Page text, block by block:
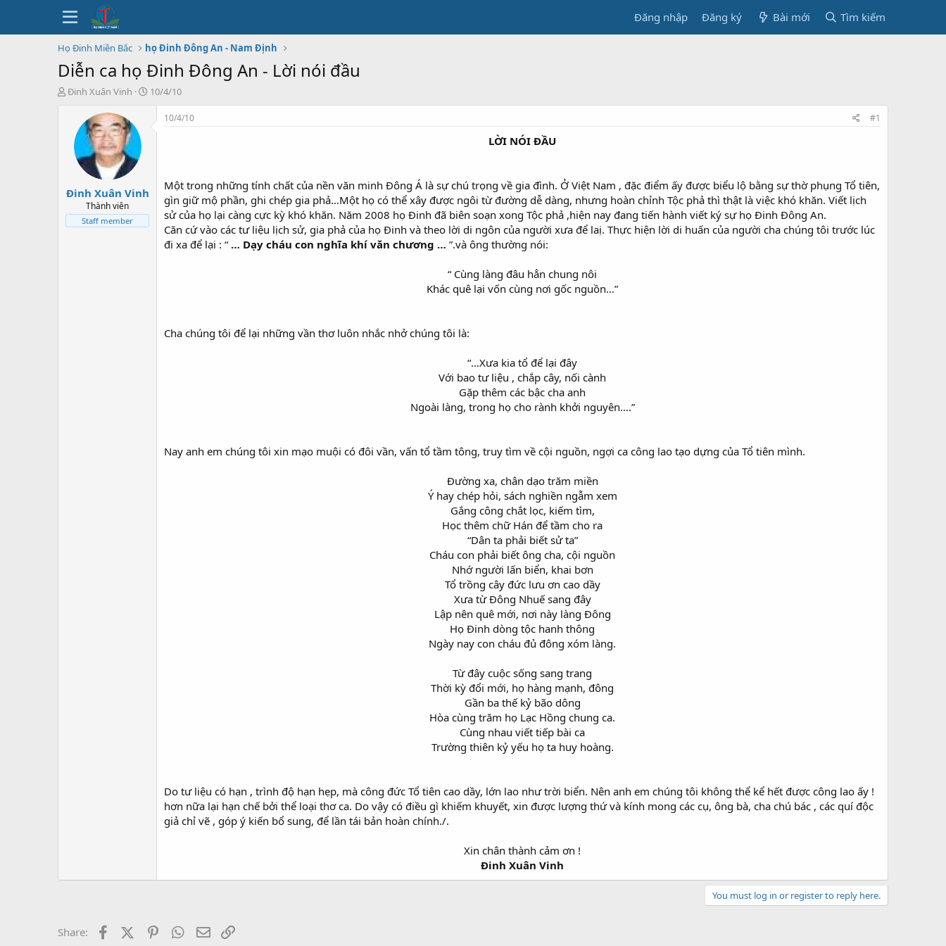
Đăng nhập Đăng ký Bài mới Tìm kiếm
Họ Đinh Miền Bắc họ Đinh Đông An - Nam Định
Diễn ca họ Đinh Đông An - Lời nói đầu
T
a
t
e
Đinh Xuân Vinh
N
10/4/10
Đinh Xuân Vinh
Thành viên
Staff member
10/4/10 #1
LỜI NÓI ĐẦU
Một trong những tính chất của nền văn minh Đông Á là sự chú trọng về gia đình. Ở Việt Nam , đặc điểm ấy được biểu lộ bằng sự thờ phụng Tổ tiên,
gìn giữ mộ phần, ghi chép gia phả…Một họ có thể xây được ngôi từ đường dễ dàng, nhưng hoàn chỉnh Tộc phả thì thật là việc khó khăn. Viết lịch
sử của họ lại càng cực kỳ khó khăn. Năm 2008 họ Đinh đã biên soạn xong Tộc phả ,hiện nay đang tiến hành viết ký sự họ Đinh Đông An.
Căn cứ vào các tư liệu lịch sử, gia phả của họ Đinh và theo lời di ngôn của người xưa để laị. Thực hiện lời di huấn của người cha chúng tôi trước lúc
đi xa để lại : “ … Dạy cháu con nghĩa khí văn chương … ”.và ông thường nói:
“ Cùng làng đâu hẳn chung nôi
Khác quê lại vốn cùng nơi gốc nguồn…”
Cha chúng tôi để lại những vần thơ luôn nhắc nhở chúng tôi là:
“…Xưa kia tổ để lại đây
Với bao tư liệu , chắp cây, nối cành
Gặp thêm các bậc cha anh
Ngoài làng, trong họ cho rành khởi nguyên….”
Nay anh em chúng tôi xin mạo muội có đôi vần, vấn tổ tầm tông, truy tìm về cội nguồn, ngợi ca công lao tạo dựng của Tổ tiên mình.
Đường xa, chân dạo trăm miền
Ý hay chép hỏi, sách nghiền ngẫm xem
Gắng công chắt lọc, kiếm tìm,
Học thêm chữ Hán để tầm cho ra
“Dân ta phải biết sử ta”
Cháu con phải biết ông cha, cội nguồn
Nhớ người lấn biển, khai bơn
Tổ trồng cây đức lưu ơn cao dầy
Xưa từ Đông Nhuế sang đây
Lập nên quê mới, nơi này làng Đông
Họ Đinh dòng tộc hanh thông
Ngày nay con cháu đủ đông xóm làng.
Từ đây cuộc sống sang trang
Thời kỳ đổi mới, họ hàng mạnh, đông
Gần ba thế kỷ bão dông
Hòa cùng trăm họ Lạc Hồng chung ca.
Cùng nhau viết tiếp bài ca
Trường thiên kỷ yếu họ ta huy hoàng.
Do tư liệu có hạn , trình độ hạn hẹp, mà công đức Tổ tiên cao dầy, lớn lao như trời biển. Nên anh em chúng tôi không thể kể hết được công lao ấy !
hơn nữa lại hạn chế bởi thể loại thơ ca. Do vậy có điều gì khiếm khuyết, xin được lượng thứ và kính mong các cụ, ông bà, cha chú bác , các quí độc
giả chỉ vẽ , góp ý kiến bổ sung, để lần tái bản hoàn chính./.
Xin chân thành cảm ơn !
Đinh Xuân Vinh
You must log in or register to reply here.
Share: FacebookX (Twitter)PinterestWhatsApp
Email